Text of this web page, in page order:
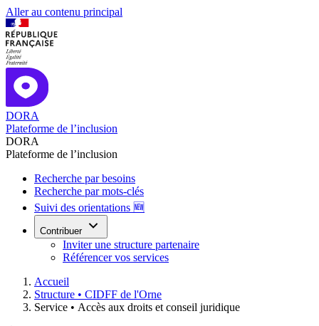
Aller au contenu principal
DORA
Plateforme de l’inclusion
DORA
Plateforme de l’inclusion
Recherche par besoins
Recherche par mots-clés
Suivi des orientations 🆕
Contribuer
Inviter une structure partenaire
Référencer vos services
Accueil
Structure • CIDFF de l'Orne
Service • Accès aux droits et conseil juridique